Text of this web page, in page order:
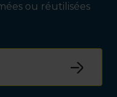
ou réutilisées